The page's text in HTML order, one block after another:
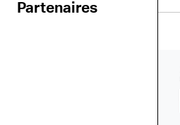
Partenaires